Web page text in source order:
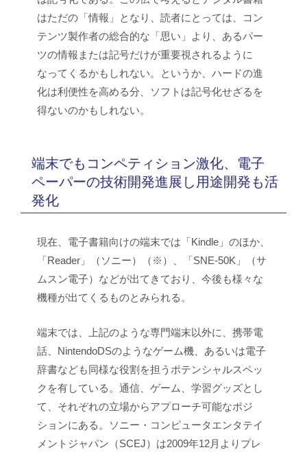
はただの「情報」となり、読者にとっては、コン
テンツ製作者の総合的な「思い」より、あるパー
ツの情報または記号だけが重要視されるように
なってくるかもしれない。というか、ハードの進
化は利便性を高める分、ソフトは記号化せざるを
得ないのかもしれない。
端末でもコンペティション激化、電子
ペーパーの技術開発進展し用途開発も活
発化
現在、電子書籍向けの端末では「Kindle」のほか、
「Reader」（ソニー）（※）、「SNE-50K」（サ
ムスン電子）などが出てきており、今後も様々な
機種が出てくるものとみられる。
端末では、上記のような専門端末以外に、携帯電
話、NintendoDSのようなゲーム機、あるいは電子
辞書なども同様な役割を担うポテンシャルスペッ
クを有している。通信、ゲーム、学習グッズとし
て、それぞれの立場からアプローチ可能なポジ
ションにある。ソニー・コンピュータエンタテイ
メントジャパン（SCEJ）は2009年12月よりプレ